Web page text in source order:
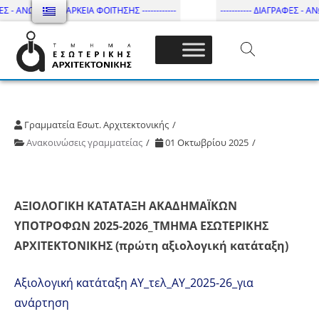
- ΑΝΩΤΑΤΗ ΔΙΑΡΚΕΙΑ ΦΟΙΤΗΣΗΣ ------------ ----------- ΔΙΑΓΡΑΦΕΣ -
Τμήμα Εσωτ. Αρχιτεκτονικής – ΔΙ.ΠΑ.Ε
Γραμματεία Εσωτ. Αρχιτεκτονικής
Ανακοινώσεις γραμματείας
01 Οκτωβρίου 2025
ΑΞΙΟΛΟΓΙΚΗ ΚΑΤΑΤΑΞΗ ΑΚΑΔΗΜΑΪΚΩΝ
ΥΠΟΤΡΟΦΩΝ 2025-2026_ΤΜΗΜΑ ΕΣΩΤΕΡΙΚΗΣ
ΑΡΧΙΤΕΚΤΟΝΙΚΗΣ (πρώτη αξιολογική κατάταξη)
Αξιολογική κατάταξη ΑΥ_τελ_AY_2025-26_για
ανάρτηση